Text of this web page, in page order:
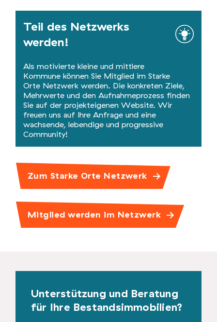
Teil des Netzwerks
werden!
Als motivierte kleine und mittlere
Kommune können Sie Mitglied im Starke
Orte Netzwerk werden. Die konkreten Ziele,
Mehrwerte und den Aufnahmeprozess finden
Sie auf der projekteigenen Website. Wir
freuen uns auf Ihre Anfrage und eine
wachsende, lebendige und progressive
Community!
Zum Starke Orte Netzwerk
Mitglied werden im Netzwerk
Unterstützung und Beratung
für Ihre Bestandsimmobilien?